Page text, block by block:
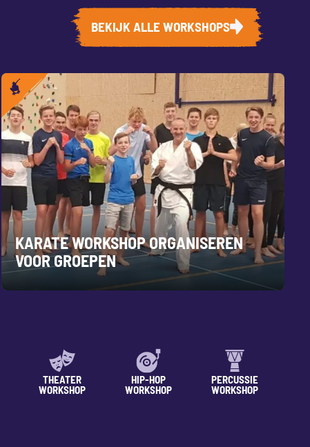
BEKIJK ALLE WORKSHOPS
KARATE WORKSHOP ORGANISEREN
VOOR GROEPEN
THEATER
WORKSHOP
HIP-HOP
WORKSHOP
PERCUSSIE
WORKSHOP